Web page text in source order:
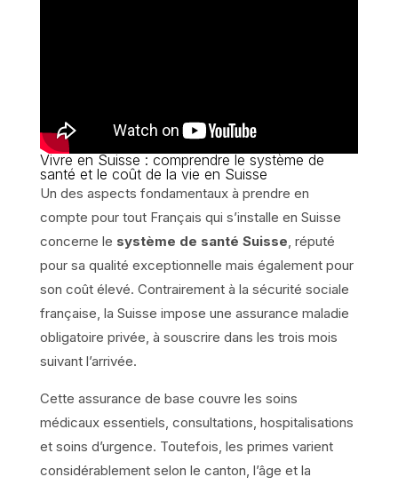
Vivre en Suisse : comprendre le système de
santé et le coût de la vie en Suisse
Un des aspects fondamentaux à prendre en
compte pour tout Français qui s’installe en Suisse
concerne le système de santé Suisse, réputé
pour sa qualité exceptionnelle mais également pour
son coût élevé. Contrairement à la sécurité sociale
française, la Suisse impose une assurance maladie
obligatoire privée, à souscrire dans les trois mois
suivant l’arrivée.
Cette assurance de base couvre les soins
médicaux essentiels, consultations, hospitalisations
et soins d’urgence. Toutefois, les primes varient
considérablement selon le canton, l’âge et la